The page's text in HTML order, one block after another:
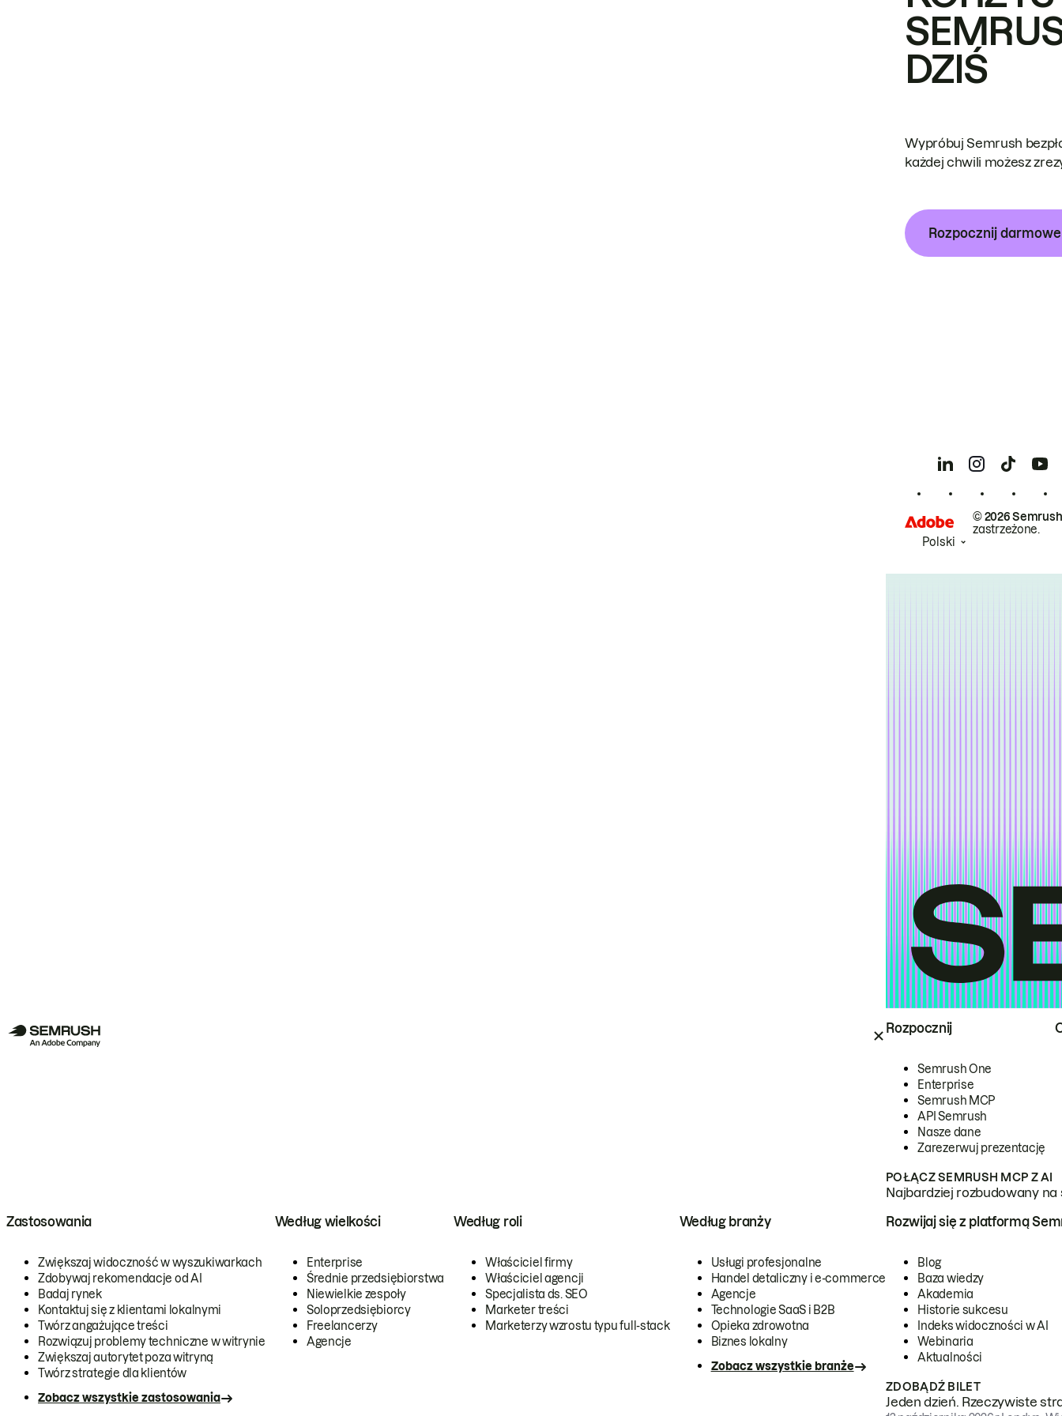
Rozpocznij
Semrush One
Enterprise
Semrush MCP
API Semrush
Nasze dane
Zarezerwuj prezentację
POŁĄCZ SEMRUSH MCP Z AI
Najbardziej rozbudowany
Zastosowania
Zwiększaj widoczność w wyszukiwarkach
Zdobywaj rekomendacje od AI
Badaj rynek
Kontaktuj się z klientami lokalnymi
Twórz angażujące treści
Rozwiązuj problemy techniczne w witrynie
Zwiększaj autorytet poza witryną
Twórz strategie dla klientów
Zobacz wszystkie zastosowania
Według wielkości
Enterprise
Średnie przedsiębiorstwa
Niewielkie zespoły
Soloprzedsiębiorcy
Freelancerzy
Agencje
Według roli
Właściciel firmy
Właściciel agencji
Specjalista ds. SEO
Marketer treści
Marketerzy wzrostu typu full-stack
Według branży
Usługi profesjonalne
Handel detaliczny i e-commerce
Agencje
Technologie SaaS i B2B
Opieka zdrowotna
Biznes lokalny
Zobacz wszystkie branże
Rozwijaj się z platformą
Blog
Baza wiedzy
Akademia
Historie sukcesu
Indeks widoczności w AI
Webinaria
Aktualności
ZDOBĄDŹ BILET
Jeden dzień. Rzeczywiste
DZIŚ
Wypróbuj Semrush
każdej chwili możesz
Rozpocznij
© 2026
zastrzeżone.
Polski